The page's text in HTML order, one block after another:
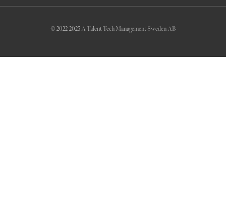
© 2022-2025 A-Talent Tech Management Sweden AB